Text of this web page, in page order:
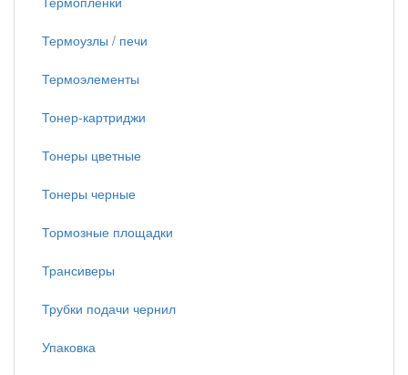
Термоузлы / печи
Термоэлементы
Тонер-картриджи
Тонеры цветные
Тонеры черные
Тормозные площадки
Трансиверы
Трубки подачи чернил
Упаковка